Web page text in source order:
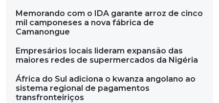
Memorando com o IDA garante arroz de cinco
mil camponeses a nova fábrica de
Camanongue
Empresários locais lideram expansão das
maiores redes de supermercados da Nigéria
África do Sul adiciona o kwanza angolano ao
sistema regional de pagamentos
transfronteiriços